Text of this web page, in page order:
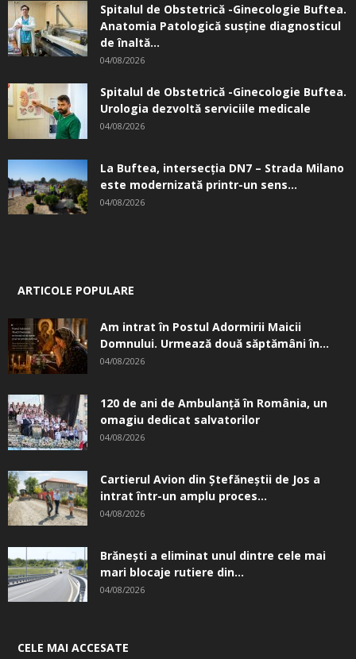
Spitalul de Obstetrică -Ginecologie Buftea.
Anatomia Patologică susţine diagnosticul
de înaltă...
04/08/2026
Spitalul de Obstetrică -Ginecologie Buftea.
Urologia dezvoltă serviciile medicale
04/08/2026
La Buftea, intersecţia DN7 – Strada Milano
este modernizată printr-un sens...
04/08/2026
ARTICOLE POPULARE
Am intrat în Postul Adormirii Maicii
Domnului. Urmează două săptămâni în...
04/08/2026
120 de ani de Ambulanță în România, un
omagiu dedicat salvatorilor
04/08/2026
Cartierul Avion din Ştefăneştii de Jos a
intrat într-un amplu proces...
04/08/2026
Brănești a eliminat unul dintre cele mai
mari blocaje rutiere din...
04/08/2026
CELE MAI ACCESATE